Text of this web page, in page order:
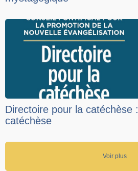
Directoire pour la catéchèse
catéchèse
Voir plus